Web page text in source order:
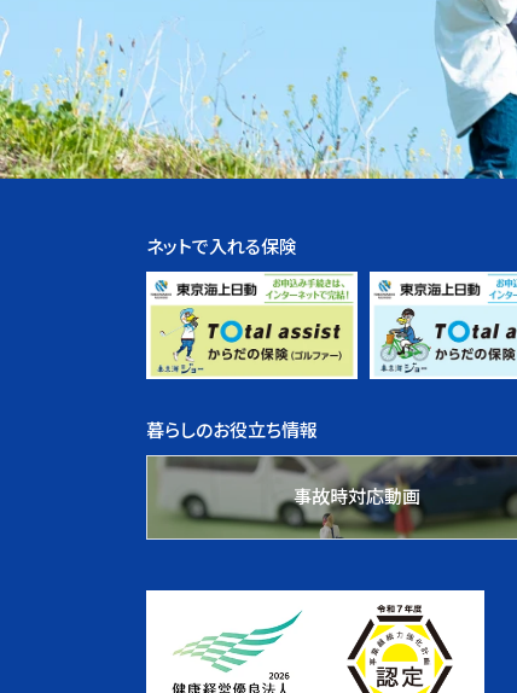
ネットで入れる保険
暮らしのお役立ち情報
事故時対応動画